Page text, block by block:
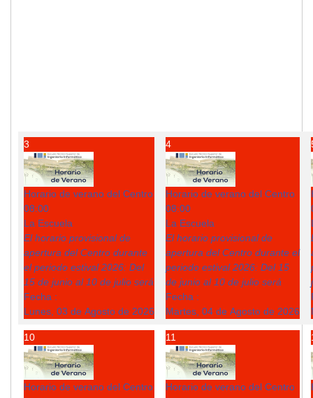
3
Horario de verano del Centro
08:00
La Escuela
El horario provisional de
apertura del Centro durante
el periodo estival 2026: Del
15 de junio al 10 de julio será
Fecha :
Lunes, 03 de Agosto de 2026
4
Horario de verano del Centro
08:00
La Escuela
El horario provisional de
apertura del Centro durante el
periodo estival 2026: Del 15
de junio al 10 de julio será
Fecha :
Martes, 04 de Agosto de 2026
10
Horario de verano del Centro
11
Horario de verano del Centro